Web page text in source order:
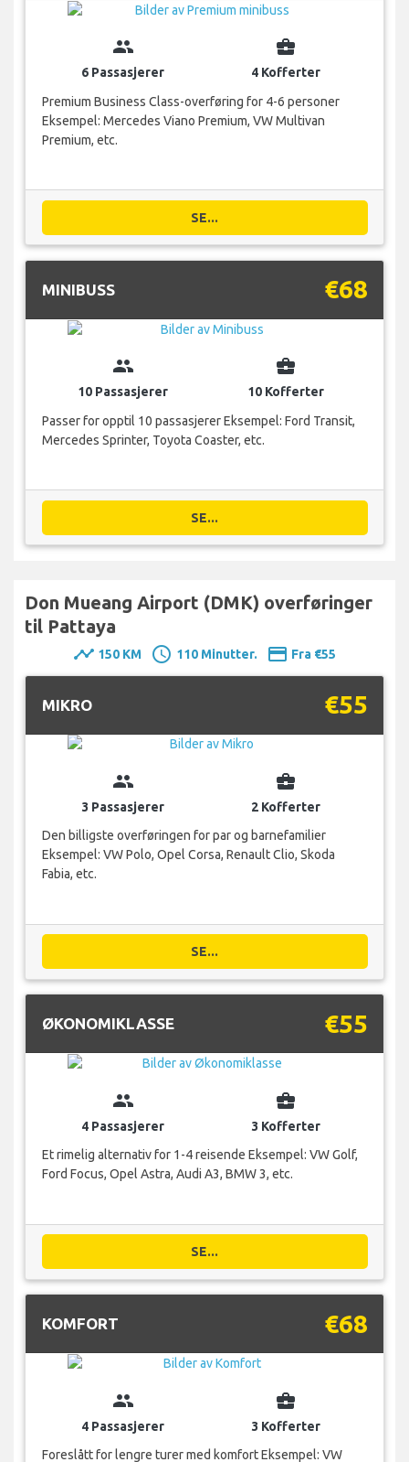
group
6 Passasjerer
business_center
4 Kofferter
Premium Business Class-overføring for 4-6 personer
Eksempel: Mercedes Viano Premium, VW Multivan
Premium, etc.
SE...
MINIBUSS €68
group
10 Passasjerer
business_center
10 Kofferter
Passer for opptil 10 passasjerer Eksempel: Ford Transit,
Mercedes Sprinter, Toyota Coaster, etc.
SE...
Don Mueang Airport (DMK) overføringer
til Pattaya
timeline 150 KM schedule 110 Minutter. payment Fra €55
MIKRO €55
group
3 Passasjerer
business_center
2 Kofferter
Den billigste overføringen for par og barnefamilier
Eksempel: VW Polo, Opel Corsa, Renault Clio, Skoda
Fabia, etc.
SE...
ØKONOMIKLASSE €55
group
4 Passasjerer
business_center
3 Kofferter
Et rimelig alternativ for 1-4 reisende Eksempel: VW Golf,
Ford Focus, Opel Astra, Audi A3, BMW 3, etc.
SE...
KOMFORT €68
group
4 Passasjerer
business_center
3 Kofferter
Foreslått for lengre turer med komfort Eksempel: VW